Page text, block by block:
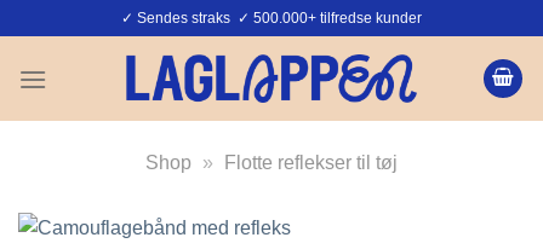
indhold
✓ Sendes straks ✓ 500.000+ tilfredse kunder
Shop » Flotte reflekser til tøj